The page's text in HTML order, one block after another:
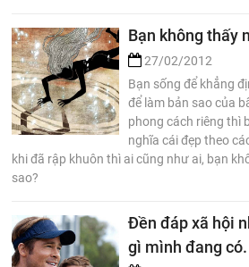
Bạn không thấy
27/02/2012
Bạn sống để khẳng
để làm bản sao của
phong cách riêng thì
nghĩa cái đẹp theo
khi đã rập khuôn thì ai cũng như ai, bạn
sao?
Đền đáp xã hội
gì mình đang có.